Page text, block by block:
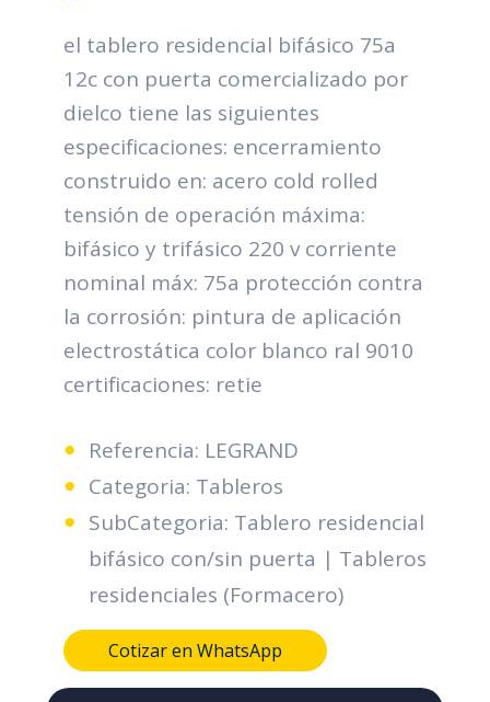
el tablero residencial bifásico 75a
12c con puerta comercializado por
dielco tiene las siguientes
especificaciones: encerramiento
construido en: acero cold rolled
tensión de operación máxima:
bifásico y trifásico 220 v corriente
nominal máx: 75a protección contra
la corrosión: pintura de aplicación
electrostática color blanco ral 9010
certificaciones: retie
Referencia: LEGRAND
Categoria: Tableros
SubCategoria: Tablero residencial
bifásico con/sin puerta | Tableros
residenciales (Formacero)
Cotizar en WhatsApp